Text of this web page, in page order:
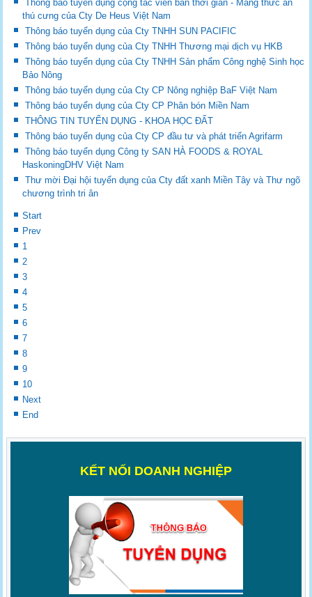
Thông báo tuyển dụng cộng tác viên bán thời gian - Mảng thức ăn
thú cưng của Cty De Heus Việt Nam
Thông báo tuyển dụng của Cty TNHH SUN PACIFIC
Thông báo tuyển dụng của Cty TNHH Thương mại dịch vụ HKB
Thông báo tuyển dụng của Cty TNHH Sản phẩm Công nghệ Sinh học
Bảo Nông
Thông báo tuyển dụng của Cty CP Nông nghiệp BaF Việt Nam
Thông báo tuyển dụng của Cty CP Phân bón Miền Nam
THÔNG TIN TUYỂN DỤNG - KHOA HỌC ĐẤT
Thông báo tuyển dụng của Cty CP đầu tư và phát triển Agrifarm
Thông báo tuyển dụng Công ty SAN HÀ FOODS & ROYAL
HaskoningDHV Việt Nam
Thư mời Đại hội tuyển dụng của Cty đất xanh Miền Tây và Thư ngõ
chương trình tri ân
Start
Prev
1
2
3
4
5
6
7
8
9
10
Next
End
KẾT NỐI DOANH NGHIỆP